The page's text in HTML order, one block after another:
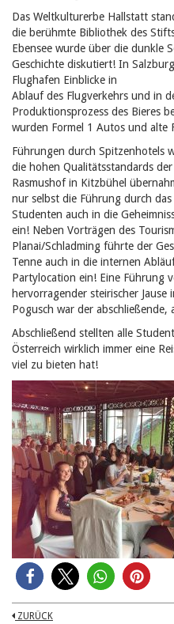
Das Weltkulturerbe Hallstatt
die berühmte Bibliothek des
Ebensee wurde über die dunkle
Geschichte diskutiert! In
Flughafen Einblicke in
Ablauf des Flugverkehrs und in
Produktionsprozess des Bieres
wurden Formel 1 Autos und alte
Führungen durch Spitzenhotels
die hohen Qualitätsstandards
Rasmushof in Kitzbühel
nur selbst die Führung durch
Studenten auch in die
ein! Neben Vorträgen des
Planai/Schladming führte der
Tenne auch in die internen
Partylocation ein! Eine Führung
hervorragender steirischer Jause
Pogusch war der
Abschließend stellten alle
Österreich wirklich immer eine
viel zu bieten hat!
ZURÜCK